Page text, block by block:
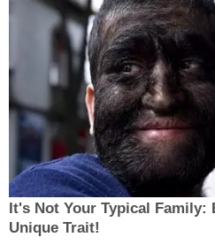
It's Not Your Typical Family:
Unique Trait!